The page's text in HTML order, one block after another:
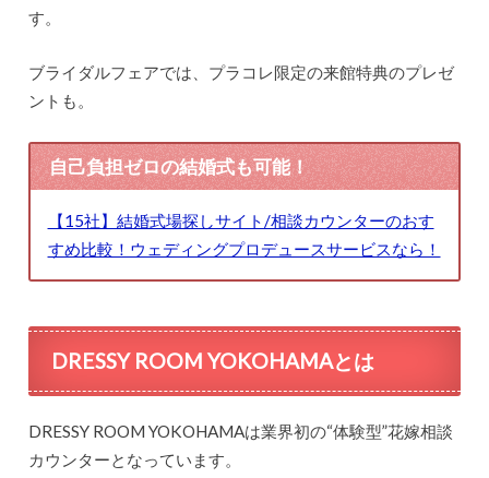
す。
ブライダルフェアでは、プラコレ限定の来館特典のプレゼ
ントも。
自己負担ゼロの結婚式も可能！
【15社】結婚式場探しサイト/相談カウンターのおす
すめ比較！ウェディングプロデュースサービスなら！
DRESSY ROOM YOKOHAMAとは
DRESSY ROOM YOKOHAMAは業界初の“体験型”花嫁相談
カウンターとなっています。